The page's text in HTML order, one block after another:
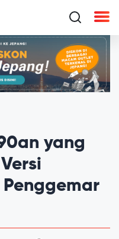
yang
Penggemar